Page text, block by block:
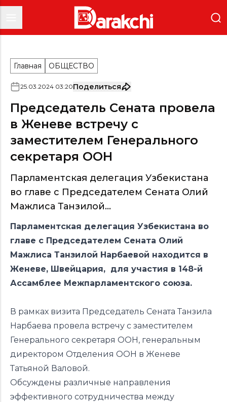
Главная ОБЩЕСТВО
25.03.2024 03:20Поделиться
Председатель Сената провела
в Женеве встречу с
заместителем Генерального
секретаря ООН
Парламентская делегация Узбекистана
во главе с Председателем Сената Олий
Мажлиса Танзилой...
Парламентская делегация Узбекистана во
главе с Председателем Сената Олий
Мажлиса Танзилой Нарбаевой находится в
Женеве, Швейцария, для участия в 148-й
Ассамблее Межпарламентского союза.
В рамках визита Председатель Сената Танзила
Нарбаева провела встречу с заместителем
Генерального секретаря ООН, генеральным
директором Отделения ООН в Женеве
Татьяной Валовой.
Обсуждены различные направления
эффективного сотрудничества между